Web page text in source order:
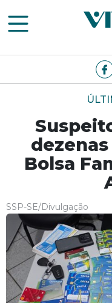
Bolsa
SSP-SE/Divulgação